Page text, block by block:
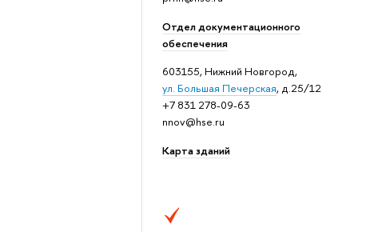
Отдел документационного
обеспечения
603155, Нижний Новгород,
ул. Большая Печерская, д.25/12
+7 831 278-09-63
nnov@hse.ru
Карта зданий